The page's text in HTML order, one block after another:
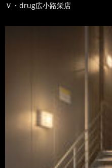
Ｖ・drug広小路栄店